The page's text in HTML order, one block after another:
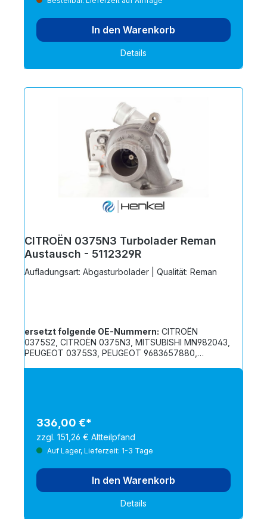
In den Warenkorb
Details
CITROËN 0375N3 Turbolader Reman
Austausch - 5112329R
Aufladungsart: Abgasturbolader | Qualität: Reman
ersetzt folgende OE-Nummern:
0375S2, CITROËN 0375N3, MITSUBISHI MN982043,
PEUGEOT 0375S3, PEUGEOT 9683657880,
336,00 €*
zzgl. 151,26 € Altteilpfand
Auf Lager, Lieferzeit: 1-3 Tage
In den Warenkorb
Details